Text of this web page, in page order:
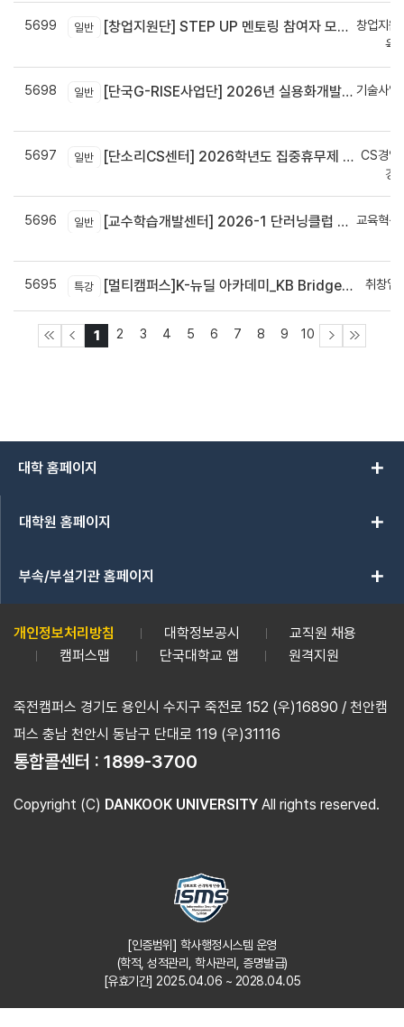
5699 일반 [창업지원단] STEP UP 멘토링 참여자 모집(~7월 29일)
창업지원
육
5698 일반 [단국G-RISE사업단] 2026년 실용화개발 지원(Grant) 과제 공고_~8/14(금)까지
기술사업
5697 일반 [단소리CS센터] 2026학년도 집중휴무제 안내 (EMS 및 이메일 발송 접수기한 : 7/24(금) 오후 12시까지)
CS경영
경
5696 일반 [교수학습개발센터] 2026-1 단러닝클럽 Best Practice 공모전 결과 안내
교육혁신
5695 특강 [멀티캠퍼스]K-뉴딜 아카데미_KB Bridge 과정 취창업
1 2 3 4 5 6 7 8 9 10
대학 홈페이지 add
대학원 홈페이지 add
부속/부설기관 홈페이지 add
개인정보처리방침 대학정보공시
교직원 채용
캠퍼스맵
단국대학교 앱 원격지원
죽전캠퍼스 경기도 용인시 수지구 죽전로 152 (우)16890 / 천안캠
퍼스 충남 천안시 동남구 단대로 119 (우)31116
통합콜센터 : 1899-3700
Copyright (C) DANKOOK UNIVERSITY All rights reserved.
[인증범위] 학사행정시스템 운영
(학적, 성적관리, 학사관리, 증명발급)
[유효기간] 2025.04.06 ~ 2028.04.05